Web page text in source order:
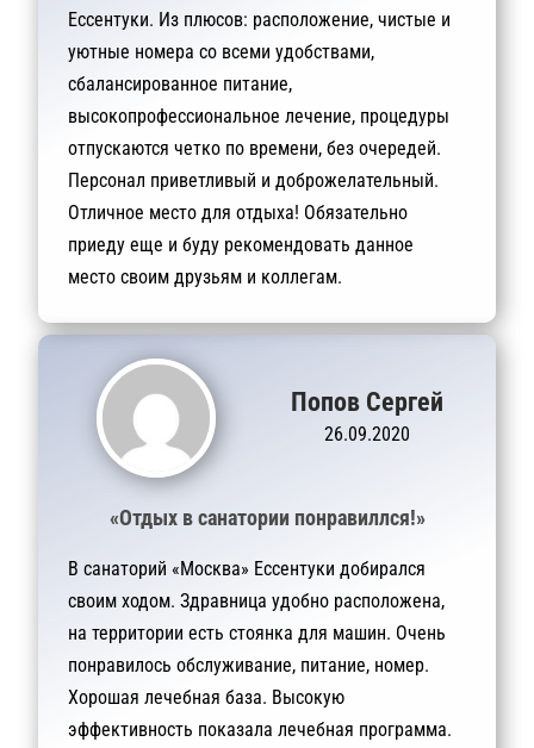
Ессентуки. Из плюсов: расположение, чистые и
уютные номера со всеми удобствами,
сбалансированное питание,
высокопрофессиональное лечение, процедуры
отпускаются четко по времени, без очередей.
Персонал приветливый и доброжелательный.
Отличное место для отдыха! Обязательно
приеду еще и буду рекомендовать данное
место своим друзьям и коллегам.
Попов Сергей
26.09.2020
«Отдых в санатории понравиллся!»
В санаторий «Москва» Ессентуки добирался
своим ходом. Здравница удобно расположена,
на территории есть стоянка для машин. Очень
понравилось обслуживание, питание, номер.
Хорошая лечебная база. Высокую
эффективность показала лечебная программа.